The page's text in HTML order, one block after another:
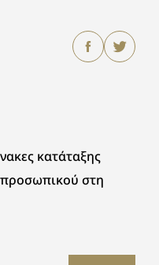
κατάταξης
προσωπικού στη